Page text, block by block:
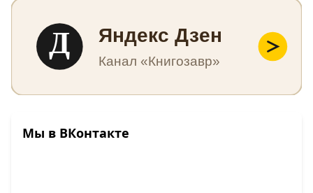
Д Яндекс Дзен
Канал «Книгозавр»
Мы в ВКонтакте